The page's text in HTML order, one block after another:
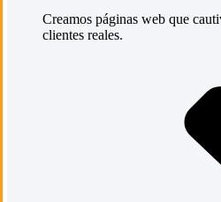
Creamos páginas web que
clientes reales.